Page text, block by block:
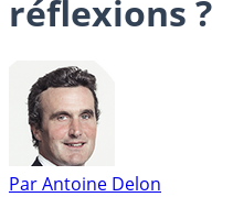
réflexions ?
ParAntoine Delon